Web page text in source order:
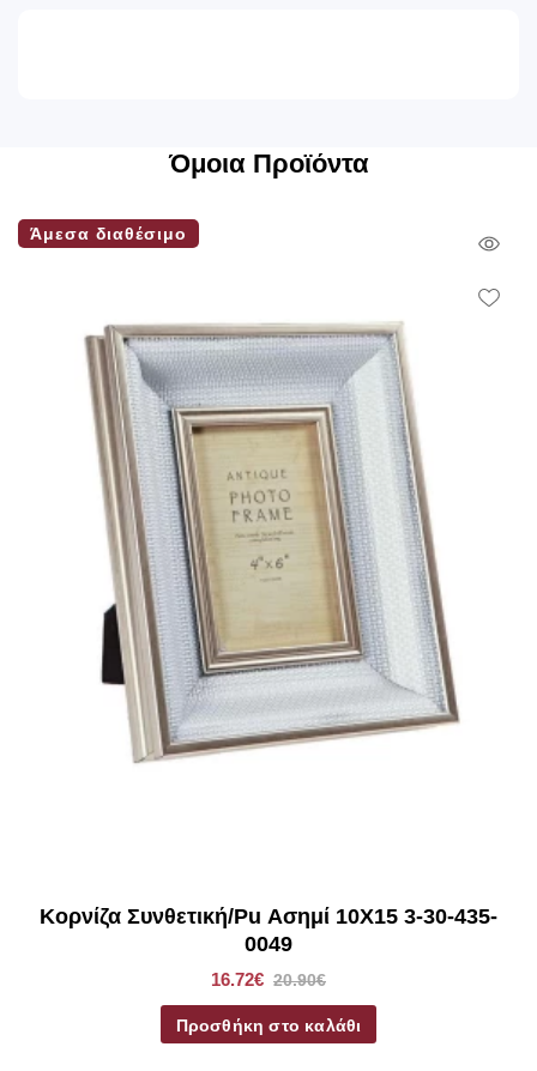
Όμοια Προϊόντα
Άμεσα διαθέσιμο
Κορνίζα Συνθετική/Pu Ασημί 10X15 3-30-435-
0049
16.72€ 20.90€
Προσθήκη στο καλάθι